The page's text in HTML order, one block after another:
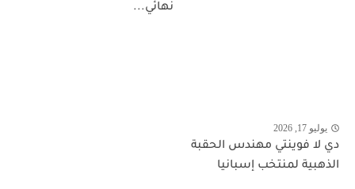
نهائي...
يوليو 17, 2026
دي لا فوينتي مهندس الحقبة
الذهبية لمنتخب إسبانيا